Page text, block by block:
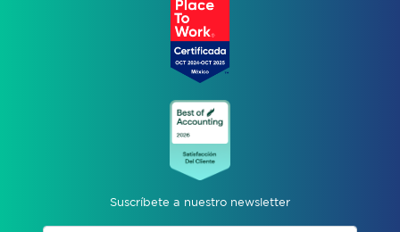
Suscríbete a nuestro newsletter